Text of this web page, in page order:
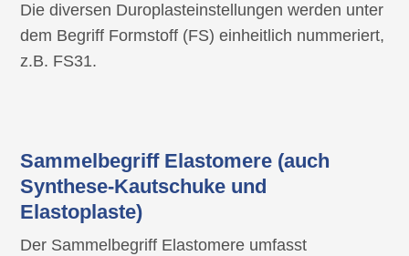
Die diversen Duroplasteinstellungen werden unter
dem Begriff Formstoff (FS) einheitlich nummeriert,
z.B. FS31.
Sammelbegriff Elastomere (auch
Synthese-Kautschuke und
Elastoplaste)
Der Sammelbegriff Elastomere umfasst